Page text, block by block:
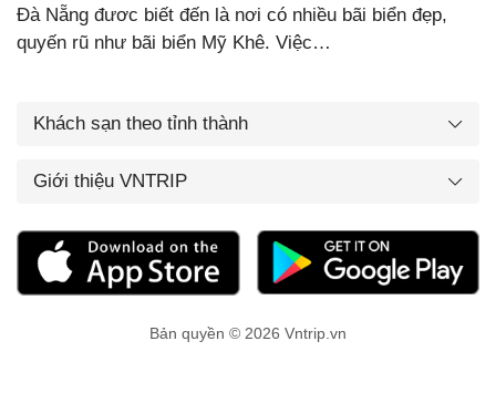
Đà Nẵng đươc biết đến là nơi có nhiều bãi biển đẹp,
quyến rũ như bãi biển Mỹ Khê. Việc…
Khách sạn theo tỉnh thành
Giới thiệu VNTRIP
Bản quyền © 2026 Vntrip.vn